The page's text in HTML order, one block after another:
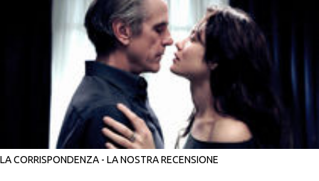
LA CORRISPONDENZA - LA NOSTRA RECENSIONE